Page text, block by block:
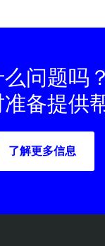
问题吗
备提供
了解更多信息